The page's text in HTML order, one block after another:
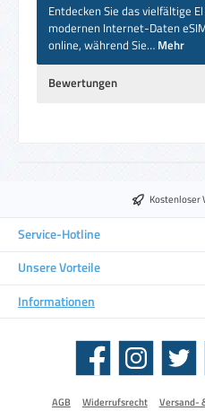
Entdecken Sie das vielfältige
modernen Internet-Daten
online, während Sie… Mehr
Bewertungen
Kostenloser
Service-Hotline
Unsere Vorteile
Informationen
Facebook Instagram Twitter
AGB Widerrufsrecht Versand-